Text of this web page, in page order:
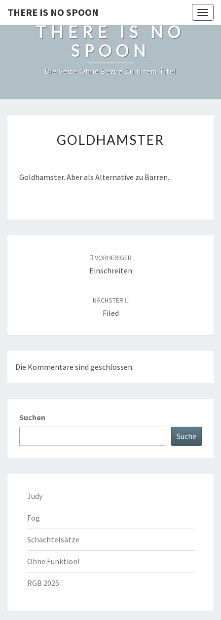
THERE IS NO SPOON
THERE IS NO
SPOON
Die Seite Ohne Bezug Zu Ihrem Titel
GOLDHAMSTER
Goldhamster. Aber als Alternative zu Barren.
VORHERIGER
Einschreiten
NÄCHSTER
Filed
Die Kommentare sind geschlossen.
Suchen
Suche
Judy
Fog
Schachtelsätze
Ohne Funktion!
RGB 2025